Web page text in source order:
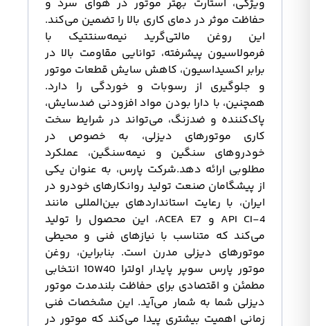
ویژگی، استارت بهتر موتور در هوای سرد و
حفاظت موثر در دمای کاری بالا را تضمین می‌کند.
این روغن مالتی‌گرید نیمه‌سنتتیک با
فرمولاسیون پیشرفته، توانایی مقاومت بالا در
برابر اکسیداسیون، کاهش سایش قطعات موتور
و جلوگیری از رسوبات و خوردگی را دارد.
همچنین، با دارا بودن مواد افزودنی ضدسایش،
پاک‌کننده و ضدزنگ، می‌تواند در شرایط سخت
کاری موتورهای دیزلی، به خصوص در
خودروهای سنگین و نیمه‌سنگین، عملکرد
مطلوبی ارائه دهد.شرکت پارس، به عنوان یکی
از پیشگامان صنعت تولید روانکارهای خودرو در
ایران، با رعایت استانداردهای بین‌المللی مانند
API CI-4 و ACEA E7، این محصول را تولید
می‌کند که متناسب با نیازهای فنی و محیطی
موتورهای دیزلی مدرن است. بنابراین، روغن
موتور پارس سوپر پایدار اولترا 10W40 انتخابی
مطمئن و اقتصادی برای حفاظت بلندمدت موتور
دیزلی شما به شمار می‌آید. این مشخصات فنی
زمانی اهمیت بیشتری پیدا می‌کند که موتور در